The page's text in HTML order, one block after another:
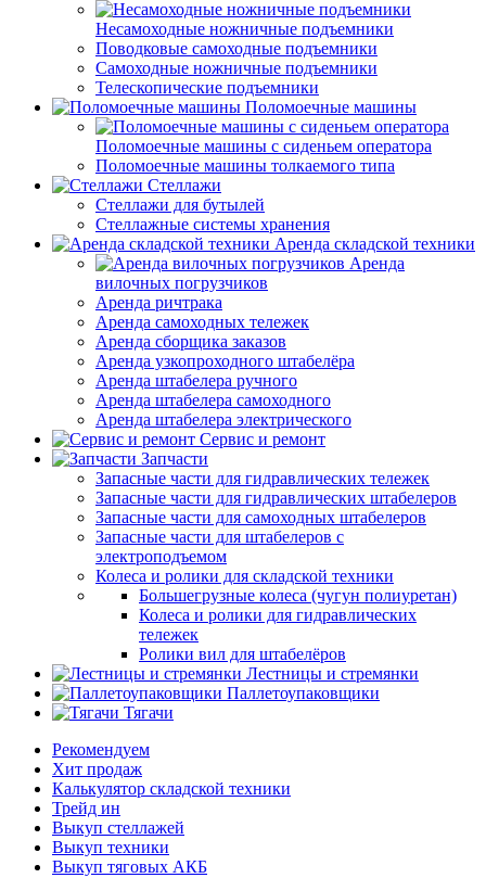
Несамоходные ножничные подъемники
Поводковые самоходные подъемники
Самоходные ножничные подъемники
Телескопические подъемники
Поломоечные машины
Поломоечные машины с сиденьем оператора
Поломоечные машины толкаемого типа
Стеллажи
Стеллажи для бутылей
Стеллажные системы хранения
Аренда складской техники
Аренда
вилочных погрузчиков
Аренда ричтрака
Аренда самоходных тележек
Аренда сборщика заказов
Аренда узкопроходного штабелёра
Аренда штабелера ручного
Аренда штабелера самоходного
Аренда штабелера электрического
Сервис и ремонт
Запчасти
Запасные части для гидравлических тележек
Запасные части для гидравлических штабелеров
Запасные части для самоходных штабелеров
Запасные части для штабелеров с
электроподъемом
Колеса и ролики для складской техники
Большегрузные колеса (чугун полиуретан)
Колеса и ролики для гидравлических
тележек
Ролики вил для штабелёров
Лестницы и стремянки
Паллетоупаковщики
Тягачи
Рекомендуем
Хит продаж
Калькулятор складской техники
Трейд ин
Выкуп стеллажей
Выкуп техники
Выкуп тяговых АКБ